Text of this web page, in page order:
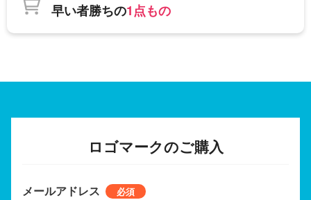
早い者勝ちの1点もの
ロゴマークのご購入
メールアドレス